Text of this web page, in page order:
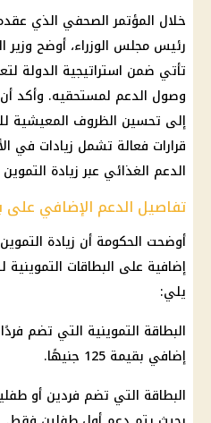
خلال المؤتمر الصحفي الذي
رئيس مجلس الوزراء، أوضح وزير
تأتي ضمن استراتيجية الدولة
وصول الدعم لمستحقيه. وأكد أن
إلى تحسين الظروف المعيشية
قرارات فعالة تشمل زيادات في
الدعم الغذائي عبرزيادة التموين
تفاصيل الدعم الإضافي على
أوضحت الحكومة أن زيادة التموين
إضافية على البطاقات التموينية
يلي:
البطاقة التموينية التي تضم
إضافي بقيمة 125 جنيهًا.